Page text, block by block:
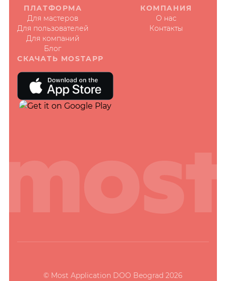
ПЛАТФОРМА
Для мастеров
Для пользователей
Для компаний
Блог
КОМПАНИЯ
О нас
Контакты
СКАЧАТЬ MOSTAPP
© Most Application DOO Beograd 2026